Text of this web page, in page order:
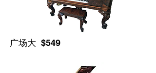
广场大 $549